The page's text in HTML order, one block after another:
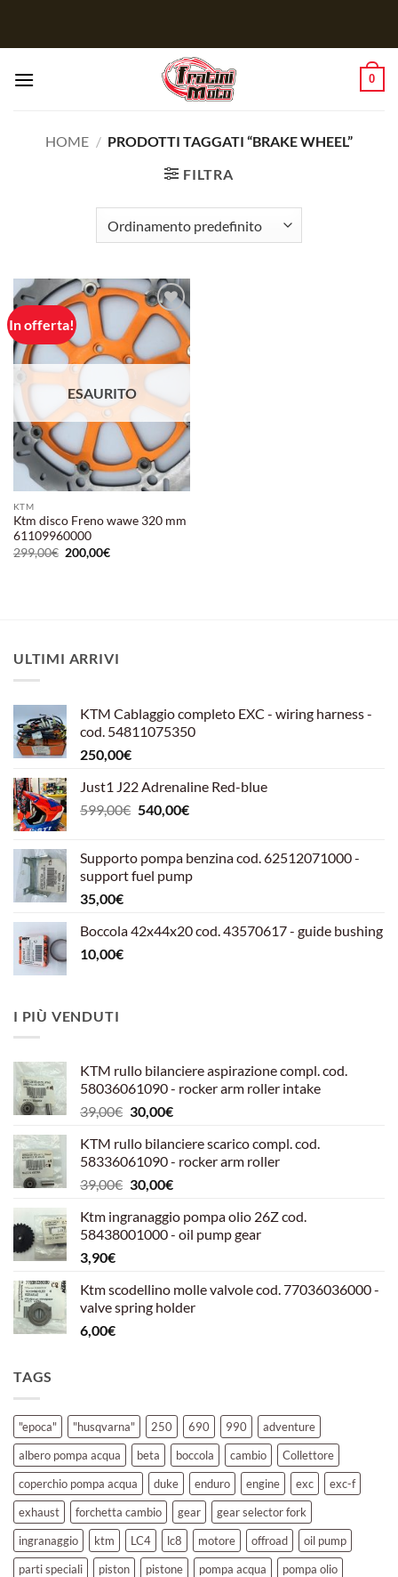
0
HOME / PRODOTTI TAGGATI “BRAKE WHEEL”
FILTRA
In offerta!
Aggiungi
alla lista
dei
desideri
ESAURITO
KTM
Ktm disco Freno wawe 320 mm
61109960000
299,00€ Il
prezzo
200,00€Il
ULTIMI ARRIVI
KTM Cablaggio completo EXC - wiring harness -
cod. 54811075350
250,00€
Just1 J22 Adrenaline Red-blue
599,00€ Il
era:
599,00€.
540,00€Il
è:
540,00€.
Supporto pompa benzina cod. 62512071000 -
support fuel pump
35,00€
Boccola 42x44x20 cod. 43570617 - guide bushing
10,00€
I PIÙ VENDUTI
KTM rullo bilanciere aspirazione compl. cod.
58036061090 - rocker arm roller intake
39,00€ Il
originale
era:
39,00€.
30,00€Il
attuale
è:
30,00€.
KTM rullo bilanciere scarico compl. cod.
58336061090 - rocker arm roller
39,00€ Il
originale
era:
30,00€Il
attuale
è:
Ktm ingranaggio pompa olio 26Z cod.
58438001000 - oil pump gear
3,90€
Ktm scodellino molle valvole cod. 77036036000 -
valve spring holder
6,00€
TAGS
"epoca" "husqvarna" 250 690 990
adventure
albero pompa acqua
beta boccola cambio
Collettore
coperchio pompa acqua
duke enduro engine exc
exc-f
exhaust
forchetta cambio gear
gear selector fork
ingranaggio
ktm LC4 lc8 motore offroad
oil pump
parti speciali
piston pistone pompa acqua
pompa olio